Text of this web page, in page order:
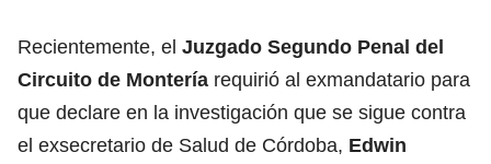
Recientemente, el Juzgado Segundo Penal del
Circuito de Montería requirió al exmandatario para
que declare en la investigación que se sigue contra
el exsecretario de Salud de Córdoba, Edwin